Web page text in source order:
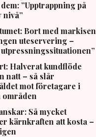
”Upptrappning på
nivå”
Bort med markisen
uteservering –
utpressningssituationen”
Halverat kundflöde
natt – så slår
mot företagare i
områden
Så mycket
kärnkraften att kosta –